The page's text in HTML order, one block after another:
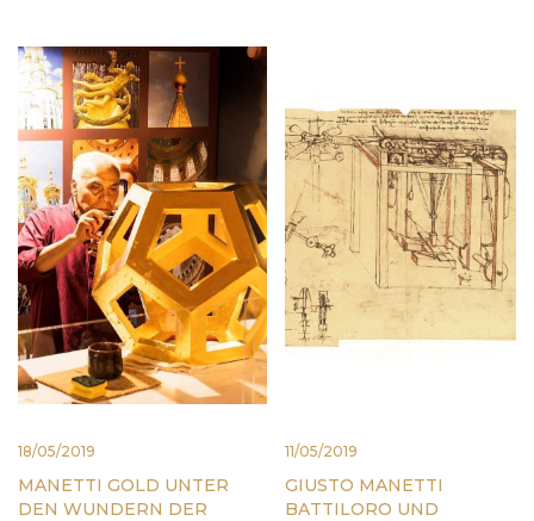
18/05/2019
MANETTI GOLD UNTER
DEN WUNDERN DER
11/05/2019
GIUSTO MANETTI
BATTILORO UND